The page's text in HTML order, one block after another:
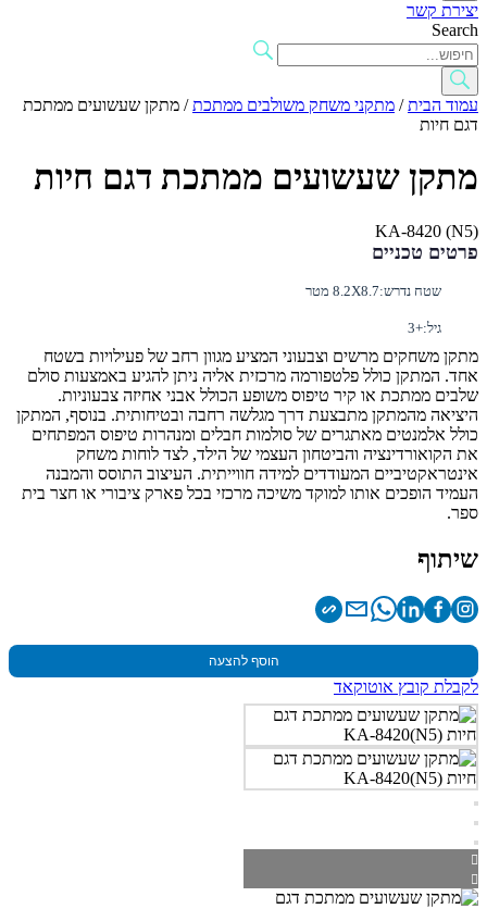
יצירת קשר
Search
עמוד הבית/ מתקני משחק משולבים ממתכת/ מתקן שעשועים ממתכת
דגם חיות
מתקן שעשועים ממתכת דגם חיות
(KA-8420 (N5
פרטים טכניים
שטח נדרש:8.2X8.7 מטר
גיל:+3
מתקן משחקים מרשים וצבעוני המציע מגוון רחב של פעילויות בשטח
אחד. המתקן כולל פלטפורמה מרכזית אליה ניתן להגיע באמצעות סולם
שלבים ממתכת או קיר טיפוס משופע הכולל אבני אחיזה צבעוניות.
היציאה מהמתקן מתבצעת דרך מגלשה רחבה ובטיחותית. בנוסף, המתקן
כולל אלמנטים מאתגרים של סולמות חבלים ומנהרות טיפוס המפתחים
את הקואורדינציה והביטחון העצמי של הילד, לצד לוחות משחק
אינטראקטיביים המעודדים למידה חווייתית. העיצוב התוסס והמבנה
העמיד הופכים אותו למוקד משיכה מרכזי בכל פארק ציבורי או חצר בית
ספר.
שיתוף
הוסף להצעה
לקבלת קובץ אוטוקאד